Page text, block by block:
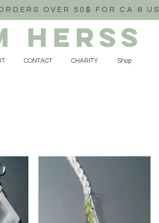
OVER 50$ FOR CA & US
CONTACT CHARITY Shop
HERSS